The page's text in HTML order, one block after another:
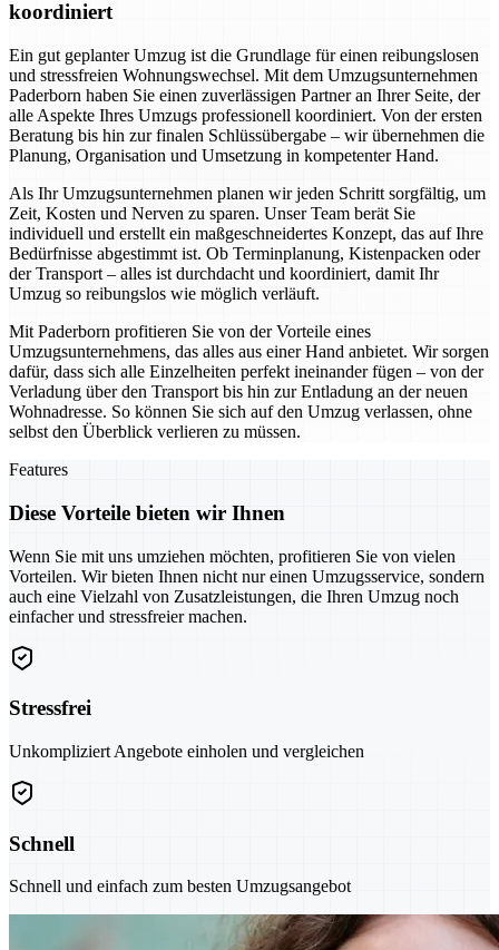
koordiniert
Ein gut geplanter Umzug ist die Grundlage für einen reibungslosen
und stressfreien Wohnungswechsel. Mit dem Umzugsunternehmen
Paderborn haben Sie einen zuverlässigen Partner an Ihrer Seite, der
alle Aspekte Ihres Umzugs professionell koordiniert. Von der ersten
Beratung bis hin zur finalen Schlüssübergabe – wir übernehmen die
Planung, Organisation und Umsetzung in kompetenter Hand.
Als Ihr Umzugsunternehmen planen wir jeden Schritt sorgfältig, um
Zeit, Kosten und Nerven zu sparen. Unser Team berät Sie
individuell und erstellt ein maßgeschneidertes Konzept, das auf Ihre
Bedürfnisse abgestimmt ist. Ob Terminplanung, Kistenpacken oder
der Transport – alles ist durchdacht und koordiniert, damit Ihr
Umzug so reibungslos wie möglich verläuft.
Mit Paderborn profitieren Sie von der Vorteile eines
Umzugsunternehmens, das alles aus einer Hand anbietet. Wir sorgen
dafür, dass sich alle Einzelheiten perfekt ineinander fügen – von der
Verladung über den Transport bis hin zur Entladung an der neuen
Wohnadresse. So können Sie sich auf den Umzug verlassen, ohne
selbst den Überblick verlieren zu müssen.
Features
Diese Vorteile bieten wir Ihnen
Wenn Sie mit uns umziehen möchten, profitieren Sie von vielen
Vorteilen. Wir bieten Ihnen nicht nur einen Umzugsservice, sondern
auch eine Vielzahl von Zusatzleistungen, die Ihren Umzug noch
einfacher und stressfreier machen.
Stressfrei
Unkompliziert Angebote einholen und vergleichen
Schnell
Schnell und einfach zum besten Umzugsangebot